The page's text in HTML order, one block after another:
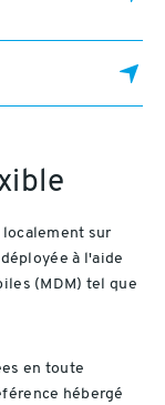
localement sur
à l'aide
(MDM) tel que
en toute
hébergé